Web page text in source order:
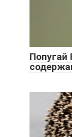
Попугай